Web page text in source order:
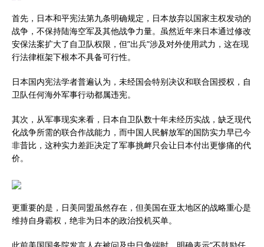
首先，日本和平宪法第九条明确规定，日本放弃以国家主权发动的
战争，不保持陆海空军及其他战争力量。虽然近年来日本通过修改
安保法案扩大了自卫队权限，但”出兵”涉及对外使用武力，这在现
行法律框架下根本不具备可行性。
日本国内宪法学者普遍认为，未经国会特别决议和联合国授权，自
卫队任何海外军事行动都属违宪。
其次，从军事现实来看，日本自卫队数十年未经历实战，缺乏现代
化战争所需的联合作战能力，而中国人民解放军的国防实力早已今
非昔比，这种实力差距决定了军事挑衅只会让日本付出更惨痛的代
价。
更重要的是，日美同盟虽然存在，但美国在亚太地区的战略重心是
维持自身霸权，绝非为日本的政治投机买单。